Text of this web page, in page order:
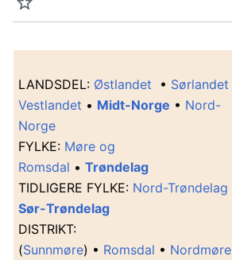
Overvåk
LANDSDEL: Østlandet • Sørlandet
Vestlandet • Midt-Norge • Nord-
Norge
FYLKE: Møre og
Romsdal • Trøndelag
TIDLIGERE FYLKE: Nord-Trøndelag
Sør-Trøndelag
DISTRIKT:
(Sunnmøre) • Romsdal • Nordmøre